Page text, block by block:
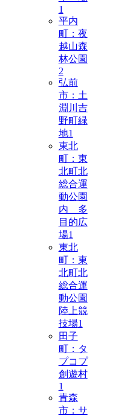
1
平内
町：夜
越山森
林公園
2
弘前
市：土
淵川吉
野町緑
地1
東北
町：東
北町北
総合運
動公園
内 多
目的広
場1
東北
町：東
北町北
総合運
動公園
陸上競
技場1
田子
町：タ
プコプ
創遊村
1
青森
市：サ